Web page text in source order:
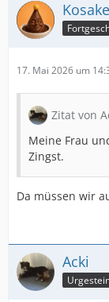
17. Mai 2026 um
Zitat von
Meine Frau
Zingst.
Da müssen wir
Acki